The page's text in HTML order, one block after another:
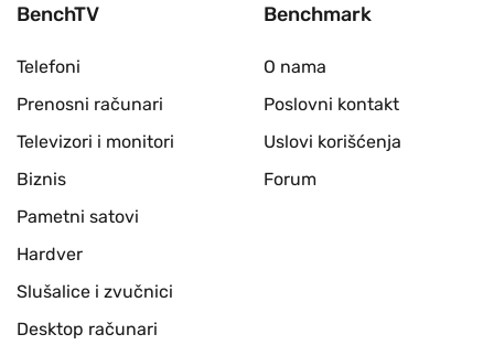
BenchTV
Telefoni
Prenosni računari
Televizori i monitori
Biznis
Pametni satovi
Hardver
Slušalice i zvučnici
Desktop računari
Benchmark
O nama
Poslovni kontakt
Uslovi korišćenja
Forum